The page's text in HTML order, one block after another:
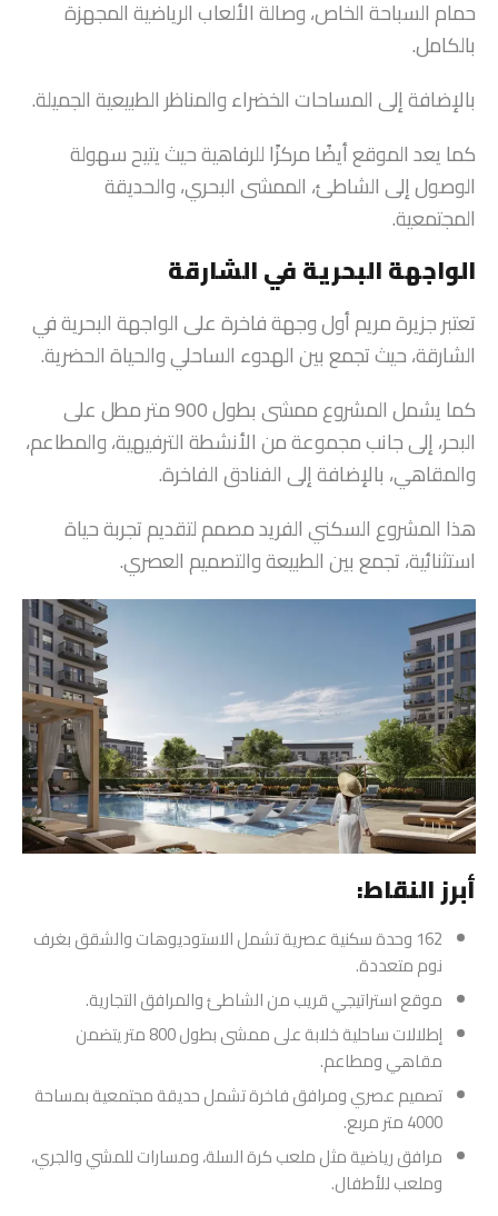
حمام السباحة الخاص، وصالة الألعاب الرياضية المجهزة
بالكامل.
بالإضافة إلى المساحات الخضراء والمناظر الطبيعية الجميلة.
كما يعد الموقع أيضًا مركزًا للرفاهية حيث يتيح سهولة
الوصول إلى الشاطئ، الممشى البحري، والحديقة
المجتمعية.
الواجهة البحرية في الشارقة
تعتبر جزيرة مريم أول وجهة فاخرة على الواجهة البحرية في
الشارقة، حيث تجمع بين الهدوء الساحلي والحياة الحضرية.
كما يشمل المشروع ممشى بطول 900 متر مطل على
البحر، إلى جانب مجموعة من الأنشطة الترفيهية، والمطاعم،
والمقاهي، بالإضافة إلى الفنادق الفاخرة.
هذا المشروع السكني الفريد مصمم لتقديم تجربة حياة
استثنائية، تجمع بين الطبيعة والتصميم العصري.
أبرز النقاط:
162 وحدة سكنية عصرية تشمل الاستوديوهات والشقق بغرف
نوم متعددة.
موقع استراتيجي قريب من الشاطئ والمرافق التجارية.
إطلالات ساحلية خلابة على ممشى بطول 800 متر يتضمن
مقاهي ومطاعم.
تصميم عصري ومرافق فاخرة تشمل حديقة مجتمعية بمساحة
4000 متر مربع.
مرافق رياضية مثل ملعب كرة السلة، ومسارات للمشي والجري،
وملعب للأطفال.